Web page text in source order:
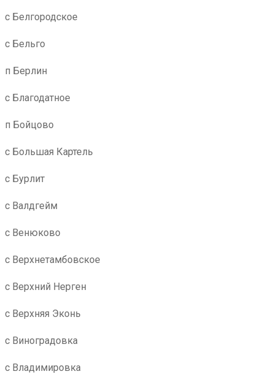
с Белгородское
с Бельго
п Берлин
с Благодатное
п Бойцово
с Большая Картель
с Бурлит
с Валдгейм
с Венюково
с Верхнетамбовское
с Верхний Нерген
с Верхняя Эконь
с Виноградовка
с Владимировка